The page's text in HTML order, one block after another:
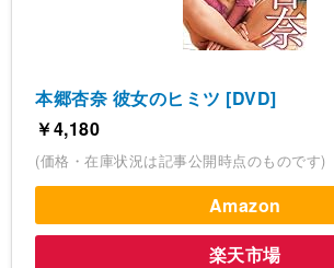
本郷杏奈 彼女のヒミツ [DVD]
￥4,180
(価格・在庫状況は記事公開時点のものです)
Amazon
楽天市場